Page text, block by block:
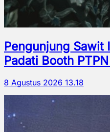
Pengunjung Sawit
Padati Booth
8 Agustus 2026 13.18